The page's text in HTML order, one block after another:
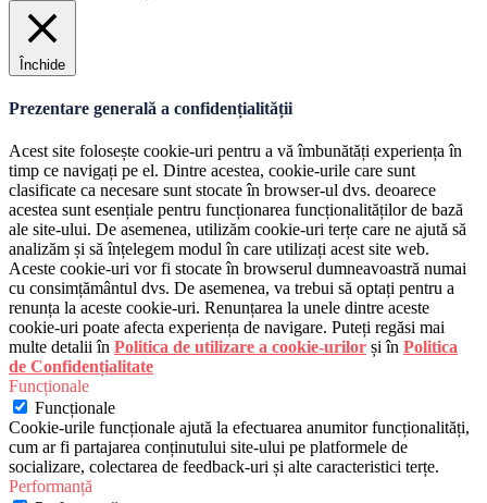
Închide
Prezentare generală a confidențialității
Acest site folosește cookie-uri pentru a vă îmbunătăți experiența în
timp ce navigați pe el. Dintre acestea, cookie-urile care sunt
clasificate ca necesare sunt stocate în browser-ul dvs. deoarece
acestea sunt esențiale pentru funcționarea funcționalităților de bază
ale site-ului. De asemenea, utilizăm cookie-uri terțe care ne ajută să
analizăm și să înțelegem modul în care utilizați acest site web.
Aceste cookie-uri vor fi stocate în browserul dumneavoastră numai
cu consimțământul dvs. De asemenea, va trebui să optați pentru a
renunța la aceste cookie-uri. Renunțarea la unele dintre aceste
cookie-uri poate afecta experiența de navigare. Puteți regăsi mai
multe detalii în Politica de utilizare a cookie-urilor și în Politica
de Confidențialitate
Funcționale
Funcționale
Cookie-urile funcționale ajută la efectuarea anumitor funcționalități,
cum ar fi partajarea conținutului site-ului pe platformele de
socializare, colectarea de feedback-uri și alte caracteristici terțe.
Performanță